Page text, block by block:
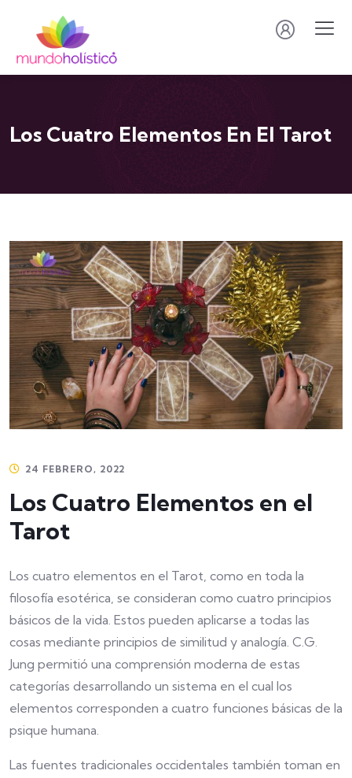
Los Cuatro Elementos En El Tarot
24 FEBRERO, 2022
Los Cuatro Elementos en el
Tarot
Los cuatro elementos en el Tarot, como en toda la
filosofía esotérica, se consideran como cuatro principios
básicos de la vida. Estos pueden aplicarse a todas las
cosas mediante principios de similitud y analogía. C.G.
Jung permitió una comprensión moderna de estas
categorías desarrollando un sistema en el cual los
elementos corresponden a cuatro funciones básicas de la
psique humana.
Las fuentes tradicionales occidentales también toman en